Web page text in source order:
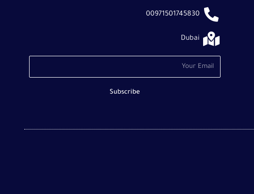
00971501745830
Dubai
Subscribe